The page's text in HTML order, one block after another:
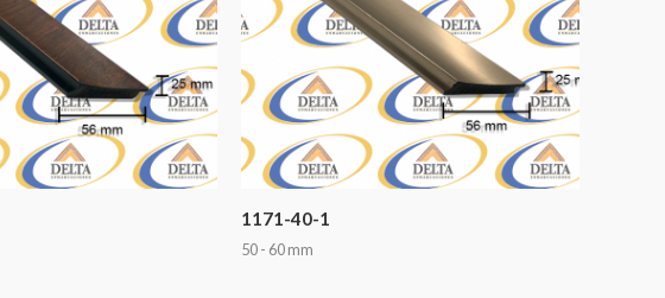
1171-40-1
50 - 60 mm